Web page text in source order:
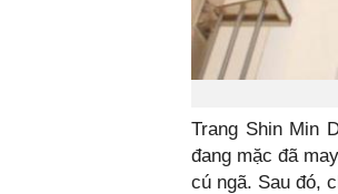
Trang Shin Min
đang mặc đã
cú ngã. Sau đó,